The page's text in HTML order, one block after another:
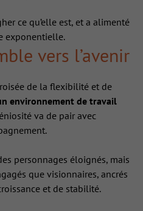
ce qu’elle est, et a alimenté
exponentielle.
vers l’avenir
de la flexibilité et de
environnement de travail
va de pair avec
personnages éloignés, mais
que visionnaires, ancrés
et de stabilité.